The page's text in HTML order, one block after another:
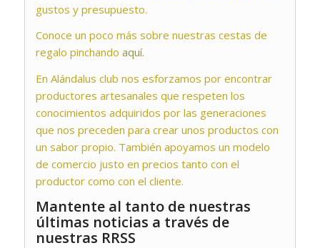
gustos y presupuesto.
Conoce un poco más sobre nuestras cestas de
regalo pinchando aquí.
En Alándalus club nos esforzamos por encontrar
productores artesanales que respeten los
conocimientos adquiridos por las generaciones
que nos preceden para crear unos productos con
un sabor propio. También apoyamos un modelo
de comercio justo en precios tanto con el
productor como con el cliente.
Mantente al tanto de nuestras
últimas noticias a través de
nuestras RRSS